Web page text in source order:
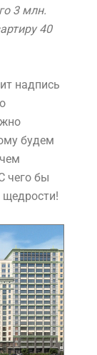
3 млн.
40
надпись
будем
чего бы
щедрости!